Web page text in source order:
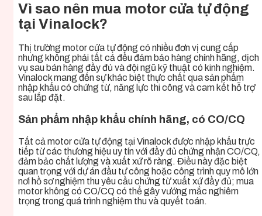
Vì sao nên mua motor cửa tự động
tại Vinalock?
Thị trường motor cửa tự động có nhiều đơn vị cung cấp
nhưng không phải tất cả đều đảm bảo hàng chính hãng, dịch
vụ sau bán hàng đầy đủ và đội ngũ kỹ thuật có kinh nghiệm.
Vinalock mang đến sự khác biệt thực chất qua sản phẩm
nhập khẩu có chứng từ, năng lực thi công và cam kết hỗ trợ
sau lắp đặt.
Sản phẩm nhập khẩu chính hãng, có CO/CQ
Tất cả motor cửa tự động tại Vinalock được nhập khẩu trực
tiếp từ các thương hiệu uy tín với đầy đủ chứng nhận CO/CQ,
đảm bảo chất lượng và xuất xứ rõ ràng. Điều này đặc biệt
quan trọng với dự án đầu tư công hoặc công trình quy mô lớn
nơi hồ sơ nghiệm thu yêu cầu chứng từ xuất xứ đầy đủ; mua
motor không có CO/CQ có thể gây vướng mắc nghiêm
trọng trong quá trình nghiệm thu và quyết toán.